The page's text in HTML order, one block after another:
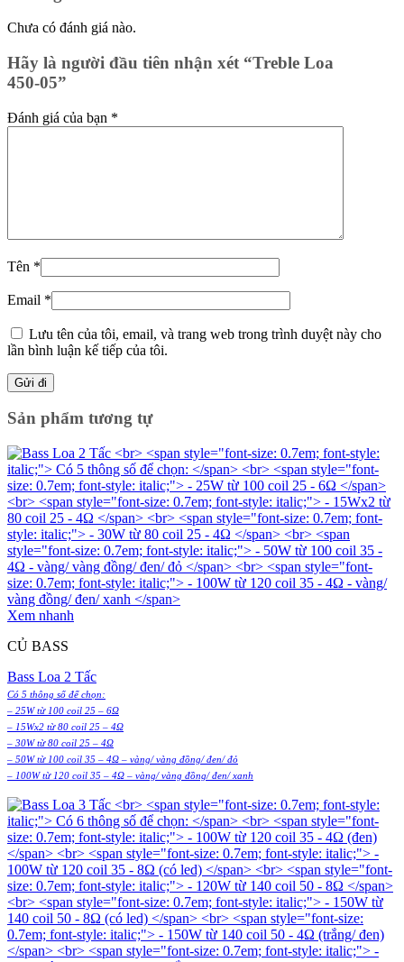
Chưa có đánh giá nào.
Hãy là người đầu tiên nhận xét “Treble Loa
450-05”
Đánh giá của bạn *
Tên *
Email *
Lưu tên của tôi, email, và trang web trong trình duyệt này cho
lần bình luận kế tiếp của tôi.
Sản phẩm tương tự
Xem nhanh
CỦ BASS
Bass Loa 2 Tấc
Có 5 thông số để chọn:
– 25W từ 100 coil 25 – 6Ω
– 15Wx2 từ 80 coil 25 – 4Ω
– 30W từ 80 coil 25 – 4Ω
– 50W từ 100 coil 35 – 4Ω – vàng/ vàng đồng/ đen/ đỏ
– 100W từ 120 coil 35 – 4Ω – vàng/ vàng đồng/ đen/ xanh